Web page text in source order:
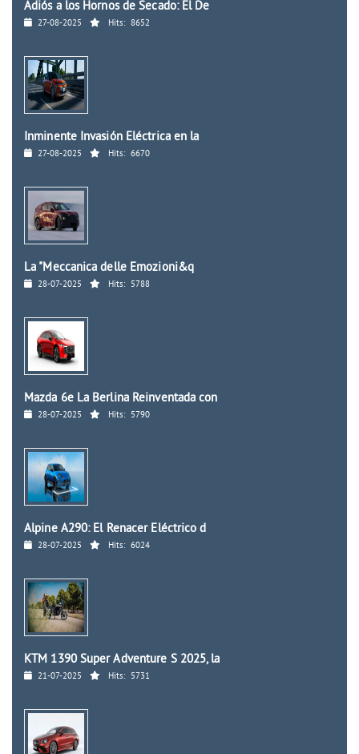
Adiós a los Hornos de Secado: El De
27-08-2025 Hits: 8652
Inminente Invasión Eléctrica en la
27-08-2025 Hits: 6670
La "Meccanica delle Emozioni&q
28-07-2025 Hits: 5788
Mazda 6e La Berlina Reinventada con
28-07-2025 Hits: 5790
Alpine A290: El Renacer Eléctrico d
28-07-2025 Hits: 6024
KTM 1390 Super Adventure S 2025, la
21-07-2025 Hits: 5731